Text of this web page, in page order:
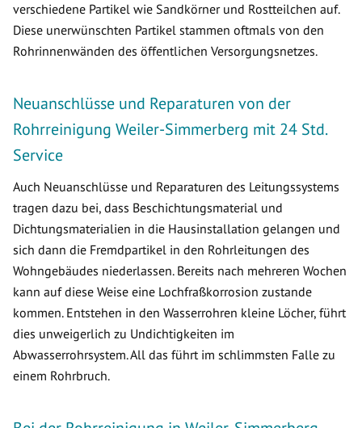
verschiedene Partikel wie Sandkörner und Rostteilchen auf.
Diese unerwünschten Partikel stammen oftmals von den
Rohrinnenwänden des öffentlichen Versorgungsnetzes.
Neuanschlüsse und Reparaturen von der
Rohrreinigung Weiler-Simmerberg mit 24 Std.
Service
Auch Neuanschlüsse und Reparaturen des Leitungssystems
tragen dazu bei, dass Beschichtungsmaterial und
Dichtungsmaterialien in die Hausinstallation gelangen und
sich dann die Fremdpartikel in den Rohrleitungen des
Wohngebäudes niederlassen. Bereits nach mehreren Wochen
kann auf diese Weise eine Lochfraßkorrosion zustande
kommen. Entstehen in den Wasserrohren kleine Löcher, führt
dies unweigerlich zu Undichtigkeiten im
Abwasserrohrsystem. All das führt im schlimmsten Falle zu
einem Rohrbruch.